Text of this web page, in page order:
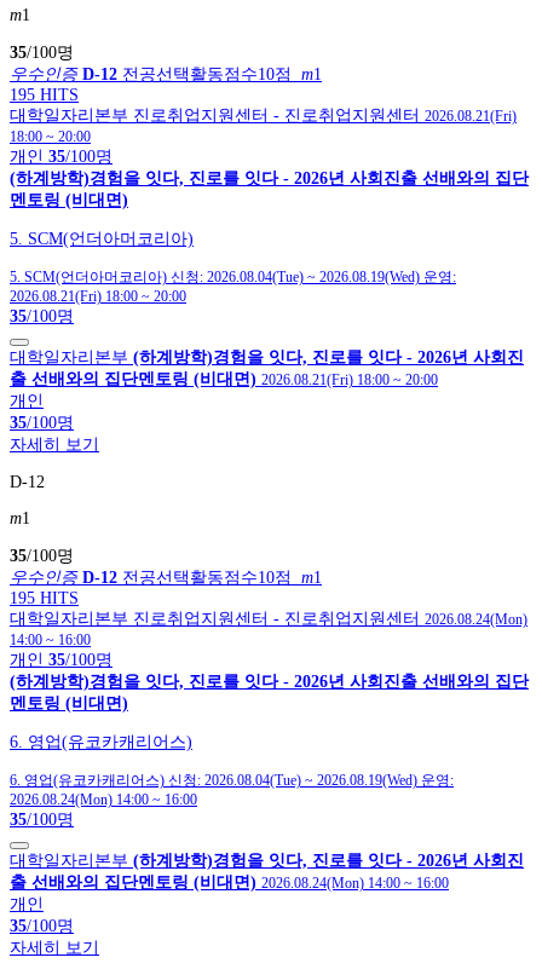
m1
35/100명
우수인증 D-12 전공선택활동점수10점 m1
195 HITS
대학일자리본부 진로취업지원센터 - 진로취업지원센터 2026.08.21(Fri)
18:00 ~ 20:00
개인 35/100명
(하계방학)경험을 잇다, 진로를 잇다 - 2026년 사회진출 선배와의 집단
멘토링 (비대면)
5. SCM(언더아머코리아)
5. SCM(언더아머코리아) 신청: 2026.08.04(Tue) ~ 2026.08.19(Wed) 운영:
2026.08.21(Fri) 18:00 ~ 20:00
35/100명
대학일자리본부 (하계방학)경험을 잇다, 진로를 잇다 - 2026년 사회진
출 선배와의 집단멘토링 (비대면) 2026.08.21(Fri) 18:00 ~ 20:00
개인
35/100명
자세히 보기
D-12
m1
35/100명
우수인증 D-12 전공선택활동점수10점 m1
195 HITS
대학일자리본부 진로취업지원센터 - 진로취업지원센터 2026.08.24(Mon)
14:00 ~ 16:00
개인 35/100명
(하계방학)경험을 잇다, 진로를 잇다 - 2026년 사회진출 선배와의 집단
멘토링 (비대면)
6. 영업(유코카캐리어스)
6. 영업(유코카캐리어스) 신청: 2026.08.04(Tue) ~ 2026.08.19(Wed) 운영:
2026.08.24(Mon) 14:00 ~ 16:00
35/100명
대학일자리본부 (하계방학)경험을 잇다, 진로를 잇다 - 2026년 사회진
출 선배와의 집단멘토링 (비대면) 2026.08.24(Mon) 14:00 ~ 16:00
개인
35/100명
자세히 보기